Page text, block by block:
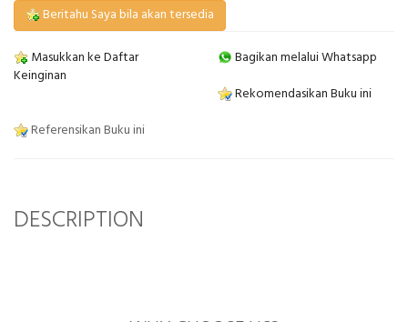
Beritahu Saya bila akan tersedia
Masukkan ke Daftar
Keinginan
Bagikan melalui Whatsapp
Rekomendasikan Buku ini
Referensikan Buku ini
DESCRIPTION